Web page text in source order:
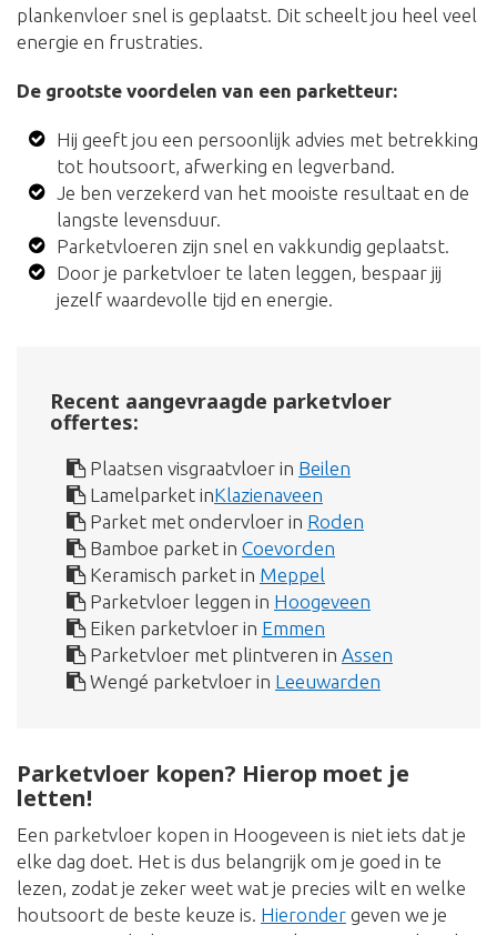
plankenvloer snel is geplaatst. Dit scheelt jou heel veel
energie en frustraties.
De grootste voordelen van een parketteur:
Hij geeft jou een persoonlijk advies met betrekking
tot houtsoort, afwerking en legverband.
Je ben verzekerd van het mooiste resultaat en de
langste levensduur.
Parketvloeren zijn snel en vakkundig geplaatst.
Door je parketvloer te laten leggen, bespaar jij
jezelf waardevolle tijd en energie.
Recent aangevraagde parketvloer
offertes:
Plaatsen visgraatvloer in Beilen
Lamelparket inKlazienaveen
Parket met ondervloer in Roden
Bamboe parket in Coevorden
Keramisch parket in Meppel
Parketvloer leggen in Hoogeveen
Eiken parketvloer in Emmen
Parketvloer met plintveren in Assen
Wengé parketvloer in Leeuwarden
Parketvloer kopen? Hierop moet je
letten!
Een parketvloer kopen in Hoogeveen is niet iets dat je
elke dag doet. Het is dus belangrijk om je goed in te
lezen, zodat je zeker weet wat je precies wilt en welke
houtsoort de beste keuze is. Hieronder geven we je